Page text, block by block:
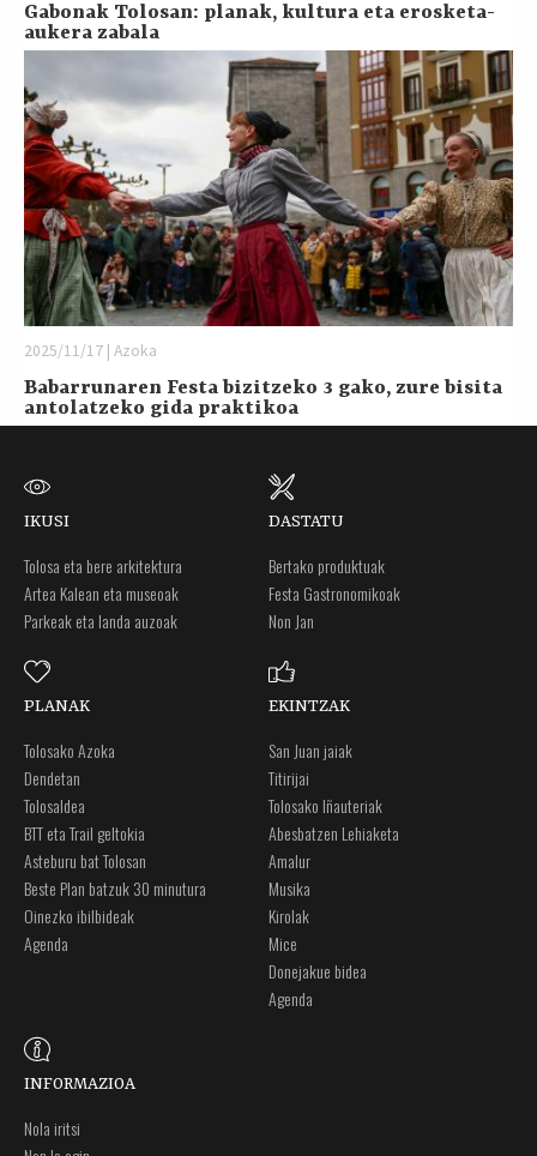
Gabonak Tolosan: planak, kultura eta erosketa-
aukera zabala
2025/11/17 | Azoka
Babarrunaren Festa bizitzeko 3 gako, zure bisita
antolatzeko gida praktikoa
IKUSI
Tolosa eta bere arkitektura
Artea Kalean eta museoak
Parkeak eta landa auzoak
DASTATU
Bertako produktuak
Festa Gastronomikoak
Non Jan
PLANAK
Tolosako Azoka
Dendetan
Tolosaldea
BTT eta Trail geltokia
Asteburu bat Tolosan
Beste Plan batzuk 30 minutura
Oinezko ibilbideak
Agenda
EKINTZAK
San Juan jaiak
Titirijai
Tolosako Iñauteriak
Abesbatzen Lehiaketa
Amalur
Musika
Kirolak
Mice
Donejakue bidea
Agenda
INFORMAZIOA
Nola iritsi